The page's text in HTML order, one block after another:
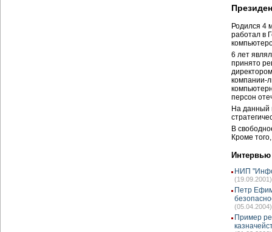
Родился 4
работал в
6 лет
принято
компании-
персон
На данный
В
Кроме
Интервью
НИП
(19.09.2001)
Петр
(05.04.2004)
Пример